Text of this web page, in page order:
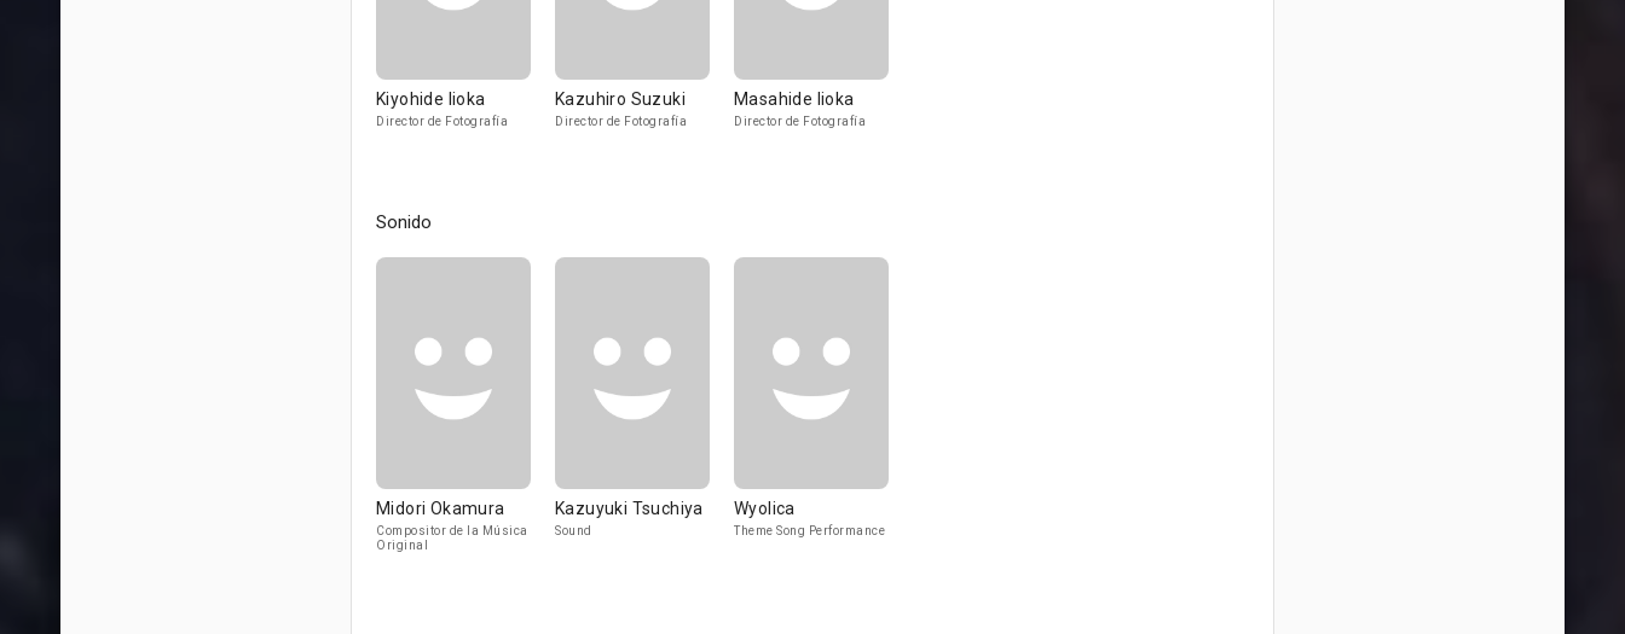
Kiyohide Iioka
Director de Fotografía
Kazuhiro Suzuki
Director de Fotografía
Masahide Iioka
Director de Fotografía
Sonido
Midori Okamura
Compositor de la Música
Original
Kazuyuki Tsuchiya
Sound
Wyolica
Theme Song Performance